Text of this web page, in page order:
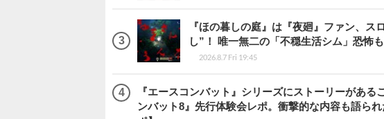
『ほの暮しの庭』は『夜廻』ファン、
し”！ 唯一無二の「不穏生活シム」恐怖
2026.8.7 Fri 19:45
『エースコンバット』シリーズにストーリーがあ
ンバット8』先行体験会レポ。衝撃的な内容も語ら